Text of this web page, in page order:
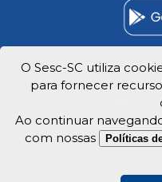
O Sesc-SC utiliza
para fornecer
Ao continuar
com nossas
Políticas